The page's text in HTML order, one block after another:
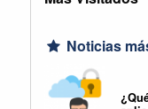
Noticias